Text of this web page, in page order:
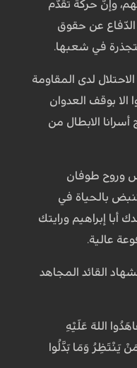
وإنَّ حركة تقدّم
الدّفاع عن حقوق
في شعبها.
لدى المقاومة
الا بوقف العدوان
الابطال من
وروح طوفان
بالحياة في
أبا إبراهيم ورايتك
عالية.
القائد المجاهد
اللهَ عَلَيْهِ
وَمَا بَدَّلُوا